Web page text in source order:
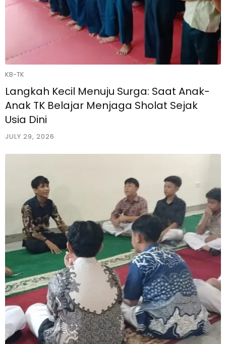
KB-TK
Langkah Kecil Menuju Surga: Saat Anak-
Anak TK Belajar Menjaga Sholat Sejak
Usia Dini
JULY 29, 2026